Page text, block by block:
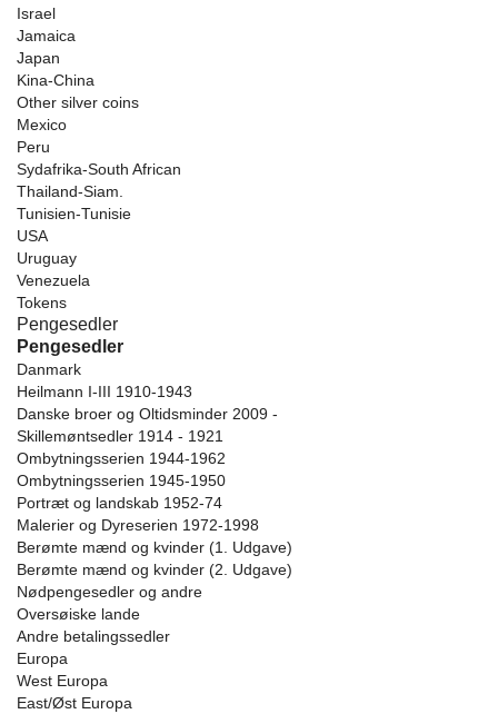
Israel
Jamaica
Japan
Kina-China
Other silver coins
Mexico
Peru
Sydafrika-South African
Thailand-Siam.
Tunisien-Tunisie
USA
Uruguay
Venezuela
Tokens
Pengesedler
Pengesedler
Danmark
Heilmann I-III 1910-1943
Danske broer og Oltidsminder 2009 -
Skillemøntsedler 1914 - 1921
Ombytningsserien 1944-1962
Ombytningsserien 1945-1950
Portræt og landskab 1952-74
Malerier og Dyreserien 1972-1998
Berømte mænd og kvinder (1. Udgave)
Berømte mænd og kvinder (2. Udgave)
Nødpengesedler og andre
Oversøiske lande
Andre betalingssedler
Europa
West Europa
East/Øst Europa